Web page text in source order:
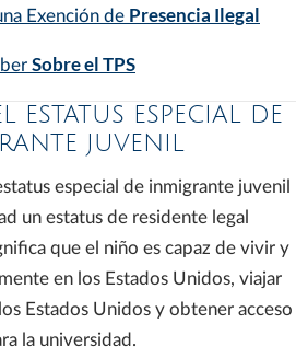
Exención de Presencia Ilegal
Sobre el TPS
ESTATUS ESPECIAL DE
JUVENIL
especial de inmigrante juvenil
un estatus de residente legal
que el niño es capaz de vivir y
en los Estados Unidos, viajar
Estados Unidos y obtener acceso
la universidad.